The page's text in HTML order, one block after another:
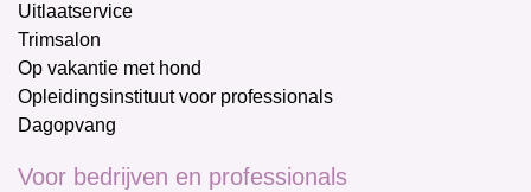
Uitlaatservice
Trimsalon
Op vakantie met hond
Opleidingsinstituut voor professionals
Dagopvang
Voor bedrijven en professionals